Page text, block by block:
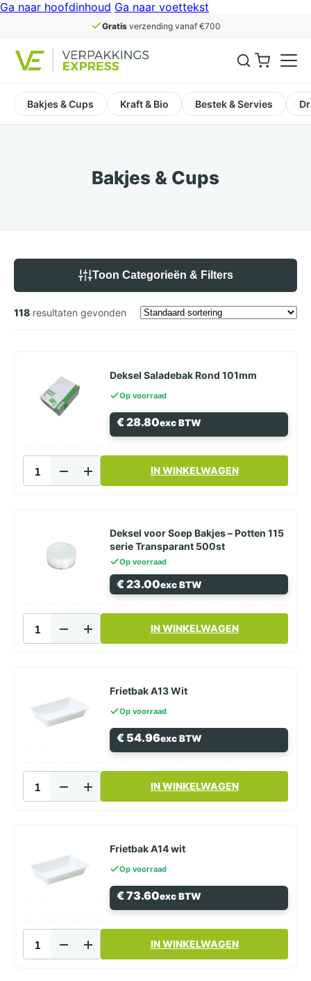
Ga naar hoofdinhoud Ga naar voettekst
Gratisverzending vanaf €700
Bakjes & Cups Kraft & Bio Bestek & Servies
Bakjes & Cups
Toon Categorieën & Filters
118 resultaten gevonden
Deksel Saladebak Rond 101mm
Op voorraad
€28.80exc BTW
Saladebak
Rond
IN WINKELWAGEN
Deksel voor Soep Bakjes – Potten 115
serie Transparant 500st
Op voorraad
€23.00exc BTW
voor
Soep
115
serie
IN WINKELWAGEN
Frietbak A13 Wit
Op voorraad
€ 54.96exc BTW
A13
Wit
IN WINKELWAGEN
Frietbak A14 wit
Op voorraad
€73.60exc BTW
A14
wit
IN WINKELWAGEN